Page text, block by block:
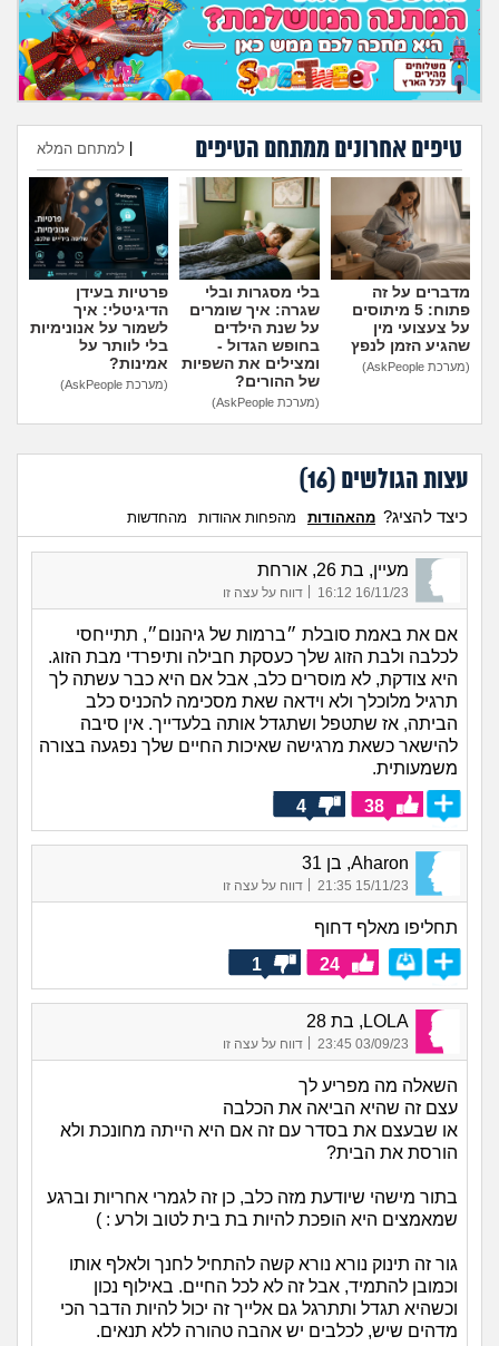
טיפים אחרונים ממתחם הטיפים למתחם המלא
הוספת טיפ
מדברים על זה
פתוח: 5 מיתוסים
על צעצועי מין
שהגיע הזמן לנפץ
(מערכת AskPeople)
בלי מסגרות ובלי
שגרה: איך שומרים
על שנת הילדים
בחופש הגדול -
ומצילים את השפיות
של ההורים?
(מערכת AskPeople)
פרטיות בעידן
הדיגיטלי: איך
לשמור על אנונימיות
בלי לוותר על
אמינות?
(מערכת AskPeople)
עצות הגולשים (16
)
כיצד להציג? מהאהודות מהפחות אהודות מהחדשות
מעיין, בת 26, אורחת
16/11/23 16:12 דווח על עצה זו
אם את באמת סובלת ״ברמות של גיהנום״, תתייחסי
לכלבה ולבת הזוג שלך כעסקת חבילה ותיפרדי מבת הזוג.
היא צודקת, לא מוסרים כלב, אבל אם היא כבר עשתה לך
תרגיל מלוכלך ולא וידאה שאת מסכימה להכניס כלב
הביתה, אז שתטפל ושתגדל אותה בלעדייך. אין סיבה
להישאר כשאת מרגישה שאיכות החיים שלך נפגעה בצורה
משמעותית.
38
4
Aharon, בן 31
15/11/23 21:35
| דווח על עצה זו
תחליפו מאלף דחוף
24
1
LOLA, בת 28
03/09/23 23:45
| דווח על עצה זו
השאלה מה מפריע לך
עצם זה שהיא הביאה את הכלבה
או שבעצם את בסדר עם זה אם היא הייתה מחונכת ולא
הורסת את הבית?
בתור מישהי שיודעת מזה כלב, כן זה לגמרי אחריות וברגע
שמאמצים היא הופכת להיות בת בית לטוב ולרע : )
גור זה תינוק נורא נורא קשה להתחיל לחנך ולאלף אותו
וכמובן להתמיד, אבל זה לא לכל החיים. באילוף נכון
וכשהיא תגדל ותתרגל גם אלייך זה יכול להיות הדבר הכי
מדהים שיש, לכלבים יש אהבה טהורה ללא תנאים.